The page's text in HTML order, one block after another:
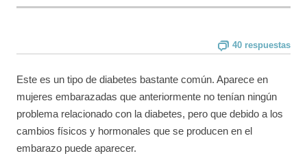
40 respuestas
Este es un tipo de diabetes bastante común. Aparece en
mujeres embarazadas que anteriormente no tenían ningún
problema relacionado con la diabetes, pero que debido a los
cambios físicos y hormonales que se producen en el
embarazo puede aparecer.